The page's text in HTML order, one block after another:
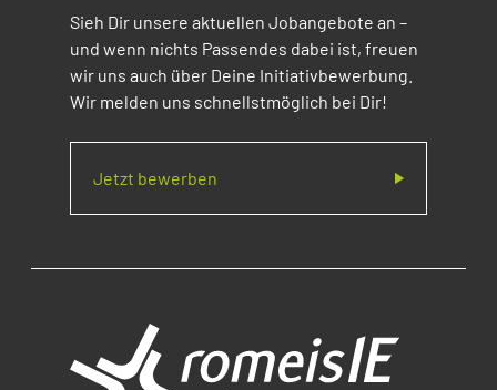
Sieh Dir unsere aktuellen Jobangebote an –
und wenn nichts Passendes dabei ist, freuen
wir uns auch über Deine Initiativbewerbung.
Wir melden uns schnellstmöglich bei Dir!
Jetzt bewerben